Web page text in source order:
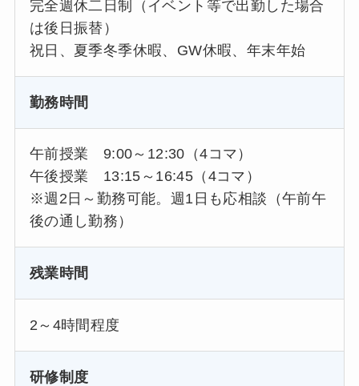
完全週休二日制（イベント等で出勤した場合
は後日振替）
祝日、夏季冬季休暇、GW休暇、年末年始
勤務時間
午前授業 9:00～12:30（4コマ）
午後授業 13:15～16:45（4コマ）
※週2日～勤務可能。週1日も応相談（午前午
後の通し勤務）
残業時間
2～4時間程度
研修制度